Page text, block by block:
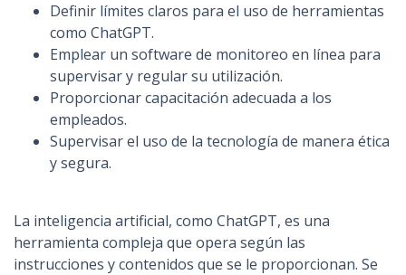
Definir límites claros para el uso de herramientas
como ChatGPT.
Emplear un software de monitoreo en línea para
supervisar y regular su utilización.
Proporcionar capacitación adecuada a los
empleados.
Supervisar el uso de la tecnología de manera ética
y segura.
La inteligencia artificial, como ChatGPT, es una
herramienta compleja que opera según las
instrucciones y contenidos que se le proporcionan. Se